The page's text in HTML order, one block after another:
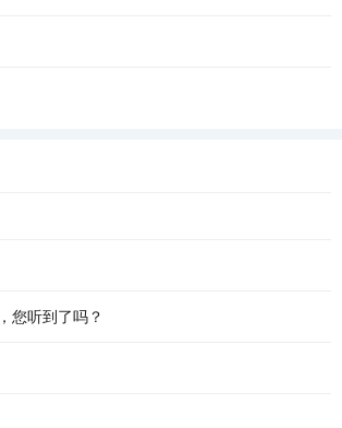
或轰轰烈烈的 爱情 。 爱...
秘密，是有些困难的，也因此，我们常常就忽
秘密，这是一件多少有些...
想起这句儿时常挂在嘴边的谜语，脑海里就会
：柴火在土灶里呼呼燃烧，火舌自锅底窜出，
西，奔南京，会战友。我凝望窗外，楼宇滑
手捧着鲜花 寻找情窦初开的你 在那童话般的
芬芳 只为等你 给出一季的火红 你低头时的温
柔情和泪水中 回想起我...
明珠——三湾村，离别已有十多个春秋。没想
一个烟雨迷蒙的日子。 那个乍暖还寒的下午，
三湾观光。虽然天气阴沉...
您听到了吗？
知道吗？儿子在人间得了重度糖尿病，在医院
。七月三日，高达32 mmol/L的血糖指标忙乱
进口袋，那些柔软的时光和迷离的梦，若隐若